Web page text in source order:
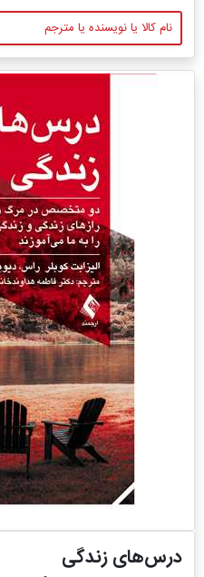
درس‌های زندگی